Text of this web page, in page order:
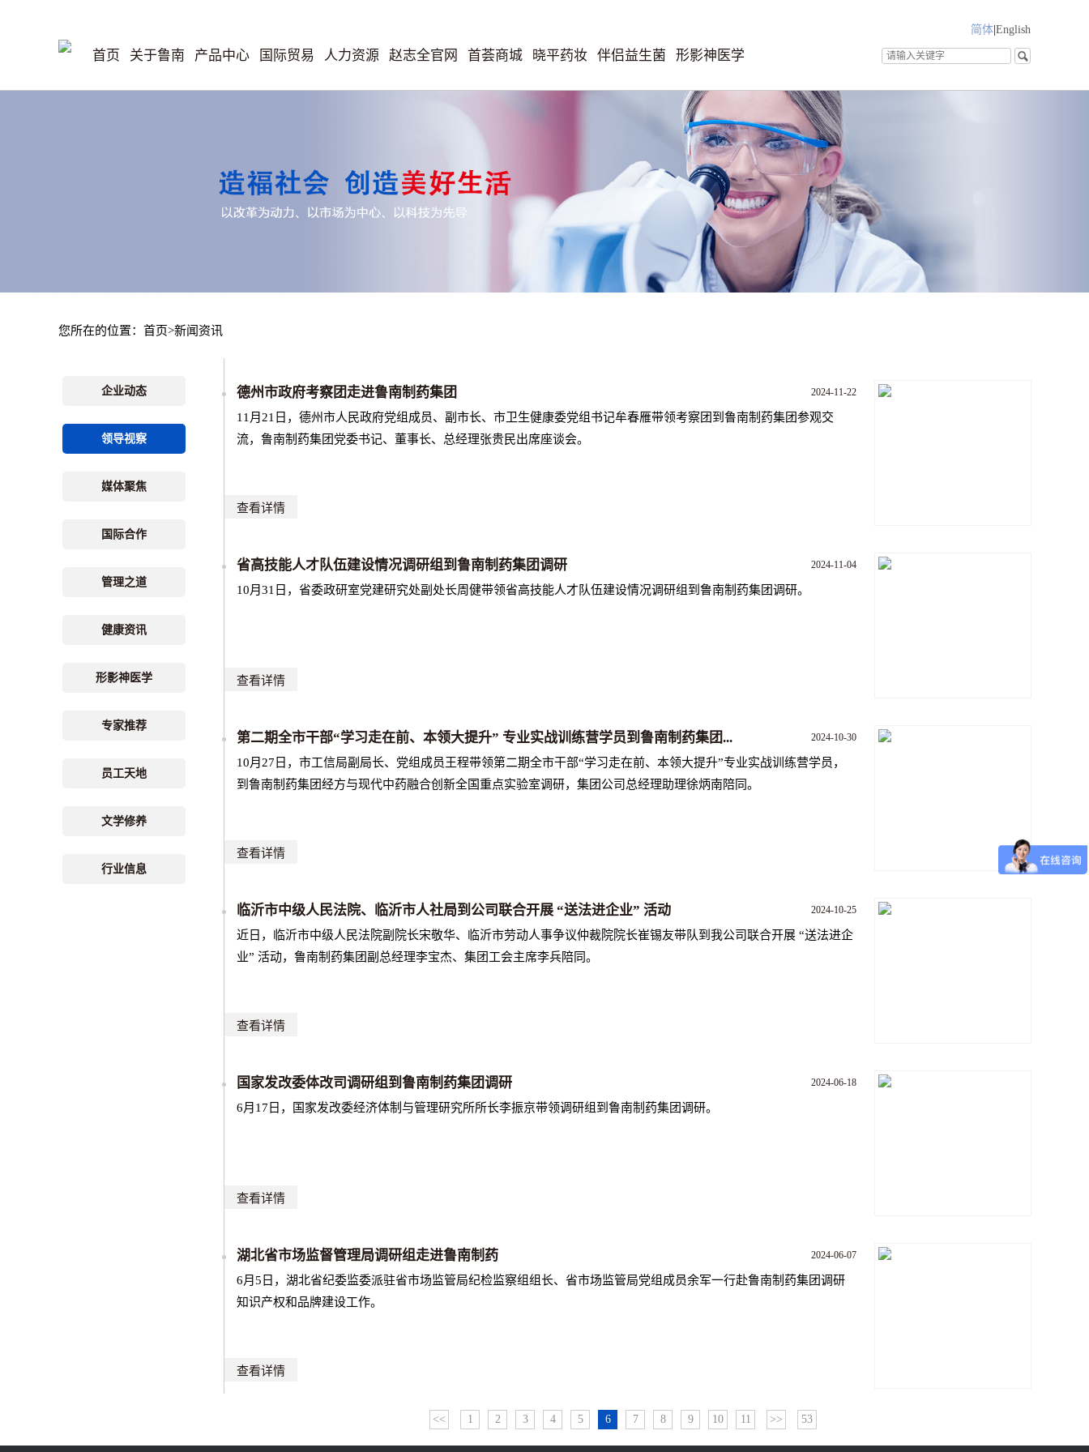
首页 关于鲁南 产品中心 国际贸易 人力资源 赵志全官网 首荟商城 晓平药妆 伴侣益生菌 形影神医学
简体 English
您所在的位置：首页>新闻资讯
企业动态
领导视察
媒体聚焦
国际合作
管理之道
健康资讯
形影神医学
专家推荐
员工天地
文学修养
行业信息
德州市政府考察团走进鲁南制药集团 2024-11-22
11月21日，德州市人民政府党组成员、副市长、市卫生健康委党组书记牟春雁带领考察团到鲁南制药集团参观交
流，鲁南制药集团党委书记、董事长、总经理张贵民出席座谈会。
查看详情
省高技能人才队伍建设情况调研组到鲁南制药集团调研 2024-11-04
10月31日，省委政研室党建研究处副处长周健带领省高技能人才队伍建设情况调研组到鲁南制药集团调研。
查看详情
​第二期全市干部“学习走在前、本领大提升” 专业实战训练营学员到鲁南制药集团... 2024-10-30
10月27日，市工信局副局长、党组成员王程带领第二期全市干部“学习走在前、本领大提升”专业实战训练营学员，
到鲁南制药集团经方与现代中药融合创新全国重点实验室调研，集团公司总经理助理徐炳南陪同。
查看详情
临沂市中级人民法院、临沂市人社局到公司联合开展 “送法进企业” 活动 2024-10-25
​近日，临沂市中级人民法院副院长宋敬华、临沂市劳动人事争议仲裁院院长崔锡友带队到我公司联合开展 “送法进企
业” 活动，鲁南制药集团副总经理李宝杰、集团工会主席李兵陪同。
查看详情
国家发改委体改司调研组到鲁南制药集团调研 2024-06-18
6月17日，国家发改委经济体制与管理研究所所长李振京带领调研组到鲁南制药集团调研。
查看详情
湖北省市场监督管理局调研组走进鲁南制药 2024-06-07
6月5日，湖北省纪委监委派驻省市场监管局纪检监察组组长、省市场监管局党组成员余军一行赴鲁南制药集团调研
知识产权和品牌建设工作。
查看详情
<< 1 2 3 4 5 6 7 8 9 10 11 >> 53